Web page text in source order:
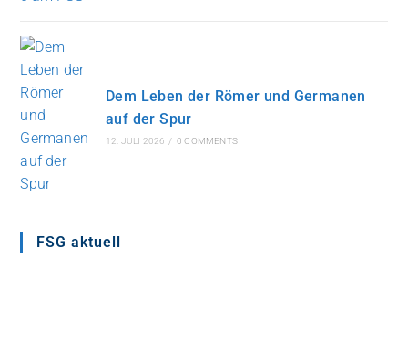
Dem Leben der Römer und Germanen
auf der Spur
12. JULI 2026 / 0 COMMENTS
FSG aktuell